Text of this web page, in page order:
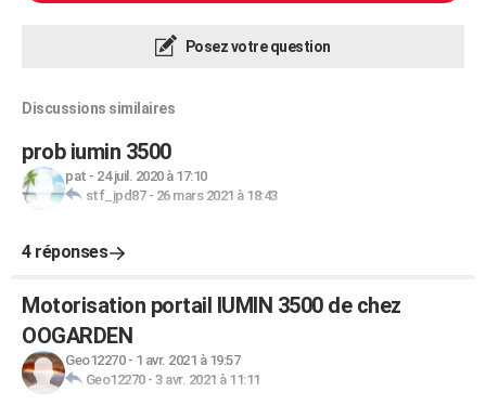
Posez votre question
Discussions similaires
prob iumin 3500
pat - 24 juil. 2020 à 17:10
stf_jpd87- 26 mars 2021 à 18:43
4 réponses
Motorisation portail IUMIN 3500 de chez
OOGARDEN
Geo12270- 1 avr. 2021 à 19:57
Geo12270- 3 avr. 2021 à 11:11